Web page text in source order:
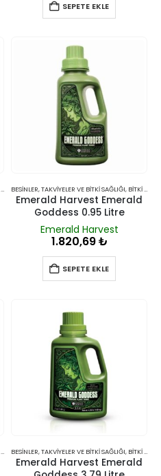
SEPETE EKLE
BESINLER, TAKVIYELER VE BITKI SAĞLIĞI, BITKI BESINLERI VE TAKVIYELERI
Emerald Harvest Emerald
Goddess 0.95 Litre
Emerald Harvest
1.820,69₺
SEPETE EKLE
BESINLER, TAKVIYELER VE BITKI SAĞLIĞI, BITKI BESINLERI VE TAKVIYELERI
Emerald Harvest Emerald